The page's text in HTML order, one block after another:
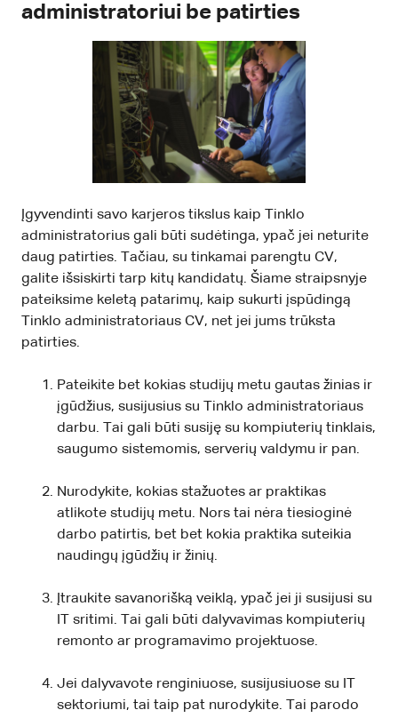
administratoriui be patirties
Įgyvendinti savo karjeros tikslus kaip Tinklo
administratorius gali būti sudėtinga, ypač jei neturite
daug patirties. Tačiau, su tinkamai parengtu CV,
galite išsiskirti tarp kitų kandidatų. Šiame straipsnyje
pateiksime keletą patarimų, kaip sukurti įspūdingą
Tinklo administratoriaus CV, net jei jums trūksta
patirties.
Pateikite bet kokias studijų metu gautas žinias ir
įgūdžius, susijusius su Tinklo administratoriaus
darbu. Tai gali būti susiję su kompiuterių tinklais,
saugumo sistemomis, serverių valdymu ir pan.
Nurodykite, kokias stažuotes ar praktikas
atlikote studijų metu. Nors tai nėra tiesioginė
darbo patirtis, bet bet kokia praktika suteikia
naudingų įgūdžių ir žinių.
Įtraukite savanorišką veiklą, ypač jei ji susijusi su
IT sritimi. Tai gali būti dalyvavimas kompiuterių
remonto ar programavimo projektuose.
Jei dalyvavote renginiuose, susijusiuose su IT
sektoriumi, tai taip pat nurodykite. Tai parodo